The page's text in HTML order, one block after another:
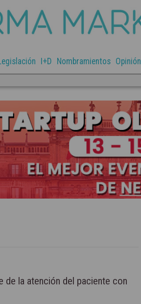
I+D Nombramientos Opinión
de la atención del paciente con